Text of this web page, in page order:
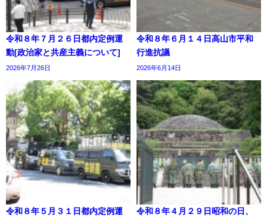
令和８年７月２６日都内定例運
動[政治家と共産主義について]
2026年7月26日
令和８年６月１４日高山市平和
行進抗議
2026年6月14日
令和８年５月３１日都内定例運
令和８年４月２９日昭和の日、